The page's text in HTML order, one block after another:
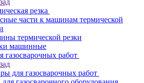
резка
части к машинам термической
термической резки
машинные
газосварочных работ
для газосварочных работ